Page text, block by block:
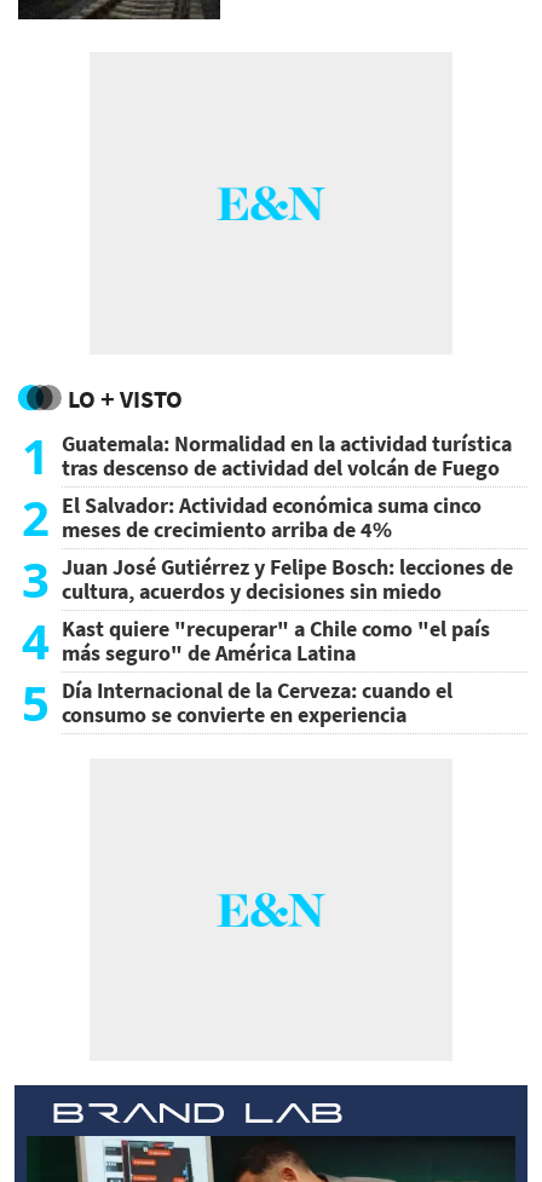
LO + VISTO
1
Guatemala: Normalidad en la actividad turística
tras descenso de actividad del volcán de Fuego
2 El Salvador: Actividad económica suma cinco
meses de crecimiento arriba de 4%
3 Juan José Gutiérrez y Felipe Bosch: lecciones de
cultura, acuerdos y decisiones sin miedo
4 Kast quiere "recuperar" a Chile como "el país
más seguro" de América Latina
5 Día Internacional de la Cerveza: cuando el
consumo se convierte en experiencia